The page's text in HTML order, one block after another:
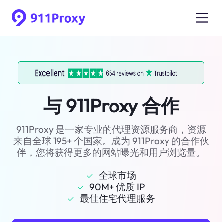
与 911Proxy 合作
911Proxy 是一家专业的代理资源服务商，资源
来自全球 195+ 个国家。成为 911Proxy 的合作伙
伴，您将获得更多的网站曝光和用户浏览量。
全球市场
90M+ 优质 IP
最佳住宅代理服务